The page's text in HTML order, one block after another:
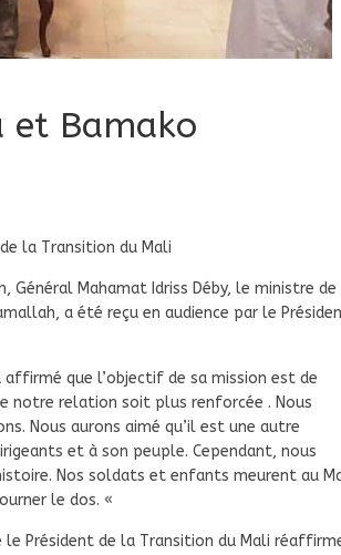
et Bamako
la Transition du Mali
Général Mahamat Idriss Déby, le ministre
a été reçu en audience par le
que l’objectif de sa mission est de
notre relation soit plus renforcée . Nous
Nous aurons aimé qu’il est une autre
et à son peuple. Cependant, nous
Nos soldats et enfants meurent au
le dos. «
Président de la Transition du Mali